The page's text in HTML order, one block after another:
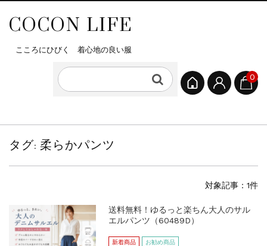
COCON LIFE
こころにひびく 着心地の良い服
0
タグ:柔らかパンツ
対象記事：1件
送料無料！ゆるっと楽ちん大人のサル
エルパンツ（60489D）
新着商品 お勧め商品